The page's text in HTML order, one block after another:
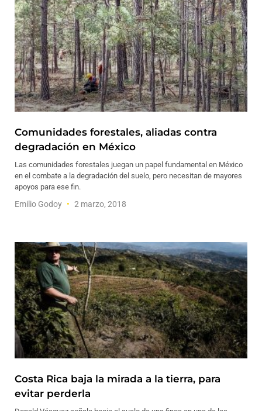
Comunidades forestales, aliadas contra
degradación en México
Las comunidades forestales juegan un papel fundamental en México
en el combate a la degradación del suelo, pero necesitan de mayores
apoyos para ese fin.
Emilio Godoy 2 marzo, 2018
Costa Rica baja la mirada a la tierra, para
evitar perderla